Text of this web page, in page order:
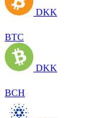
DKK
BTC
DKK
BCH